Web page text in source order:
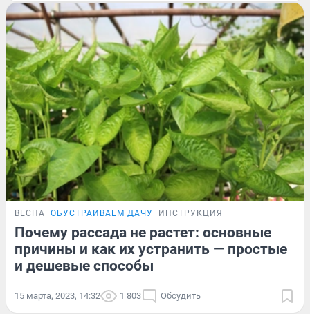
ВЕСНА ОБУСТРАИВАЕМ ДАЧУ ИНСТРУКЦИЯ
Почему рассада не растет: основные
причины и как их устранить — простые
и дешевые способы
15 марта, 2023, 14:32 1 803 Обсудить